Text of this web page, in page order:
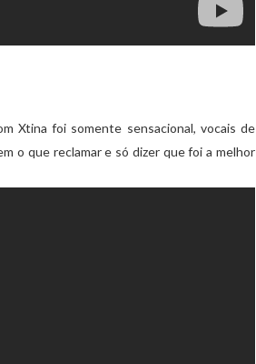
Xtina foi somente sensacional, vocais de
o que reclamar e só dizer que foi a melhor